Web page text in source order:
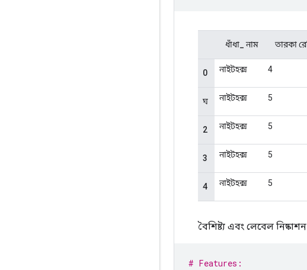
বৈশিষ্ট্য এবং লেবেল
# Features: